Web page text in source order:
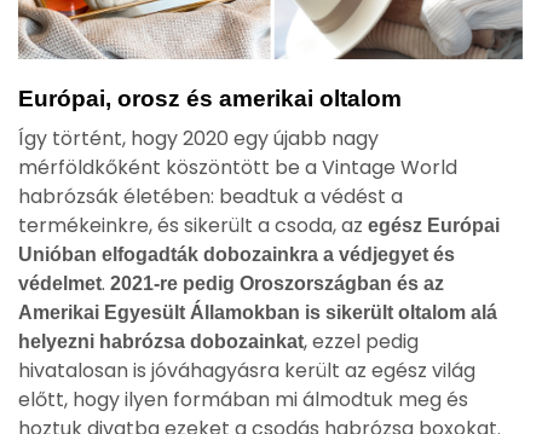
Európai, orosz és amerikai oltalom
Így történt, hogy 2020 egy újabb nagy
mérföldkőként köszöntött be a Vintage World
habrózsák életében: beadtuk a védést a
termékeinkre, és sikerült a csoda, az egész Európai
Unióban elfogadták dobozainkra a védjegyet és
védelmet. 2021-re pedig Oroszországban és az
Amerikai Egyesült Államokban is sikerült oltalom alá
helyezni habrózsa dobozainkat, ezzel pedig
hivatalosan is jóváhagyásra került az egész világ
előtt, hogy ilyen formában mi álmodtuk meg és
hoztuk divatba ezeket a csodás habrózsa boxokat.